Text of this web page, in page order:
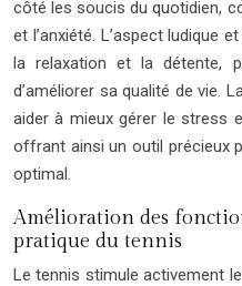
côté les soucis du quotidien,
et l’anxiété. L’aspect ludique
la relaxation et la détente,
d’améliorer sa qualité de vie.
aider à mieux gérer le stress
offrant ainsi un outil précieux
optimal.
Amélioration des
pratique du tennis
Le tennis stimule activement